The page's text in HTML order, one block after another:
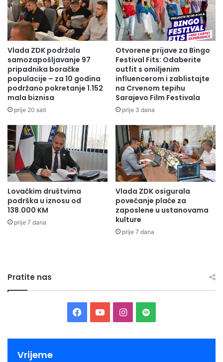
Vlada ZDK podržala
samozapošljavanje 97
pripadnika boračke
populacije – za 10 godina
podržano pokretanje 1.152
mala biznisa
prije 20 sati
Otvorene prijave za Bingo
Festival Fits: Odaberite
outfit s omiljenim
influencerom i zablistajte
na Crvenom tepihu
Sarajevo Film Festivala
prije 3 dana
Lovačkim društvima
podrška u iznosu od
138.000 KM
prije 7 dana
Vlada ZDK osigurala
povećanje plaće za
zaposlene u ustanovama
kulture
prije 7 dana
Pratite nas
Facebook
YouTubeInstagram
Spotify
Vrijeme